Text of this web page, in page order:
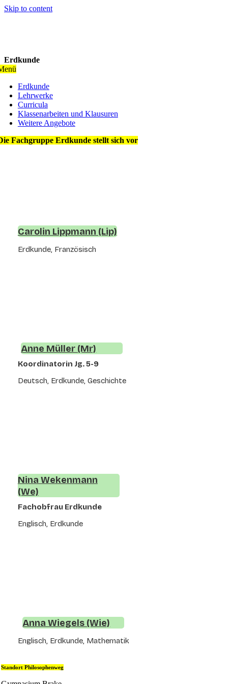
Skip to content
Erdkunde
Erdkunde
Lehrwerke
Curricula
Klassenarbeiten und Klausuren
Weitere Angebote
Fachgruppe Erdkunde stellt sich vor
Carolin Lippmann (Lip)
Erdkunde, Französisch
Anne Müller (Mr)
Koordinatorin Jg. 5-9
Deutsch, Erdkunde, Geschichte
Nina Wekenmann
(We)
Fachobfrau Erdkunde
Englisch, Erdkunde
Anna Wiegels (Wie)
Englisch, Erdkunde, Mathematik
Standort Philosophenweg